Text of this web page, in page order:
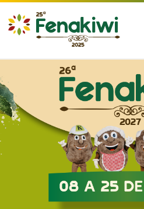
Home
A Fenakiwi
Programação
26ª Fenakiwi abre a
espaços para os
com valor especial.